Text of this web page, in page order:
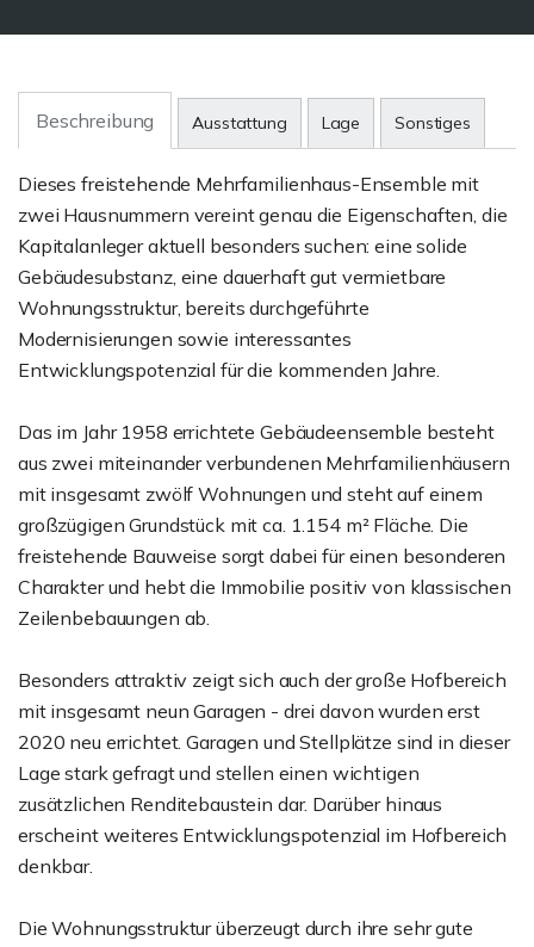
Beschreibung Ausstattung Lage Sonstiges
Dieses freistehende Mehrfamilienhaus-Ensemble mit
zwei Hausnummern vereint genau die Eigenschaften, die
Kapitalanleger aktuell besonders suchen: eine solide
Gebäudesubstanz, eine dauerhaft gut vermietbare
Wohnungsstruktur, bereits durchgeführte
Modernisierungen sowie interessantes
Entwicklungspotenzial für die kommenden Jahre.
Das im Jahr 1958 errichtete Gebäudeensemble besteht
aus zwei miteinander verbundenen Mehrfamilienhäusern
mit insgesamt zwölf Wohnungen und steht auf einem
großzügigen Grundstück mit ca. 1.154 m² Fläche. Die
freistehende Bauweise sorgt dabei für einen besonderen
Charakter und hebt die Immobilie positiv von klassischen
Zeilenbebauungen ab.
Besonders attraktiv zeigt sich auch der große Hofbereich
mit insgesamt neun Garagen - drei davon wurden erst
2020 neu errichtet. Garagen und Stellplätze sind in dieser
Lage stark gefragt und stellen einen wichtigen
zusätzlichen Renditebaustein dar. Darüber hinaus
erscheint weiteres Entwicklungspotenzial im Hofbereich
denkbar.
Die Wohnungsstruktur überzeugt durch ihre sehr gute